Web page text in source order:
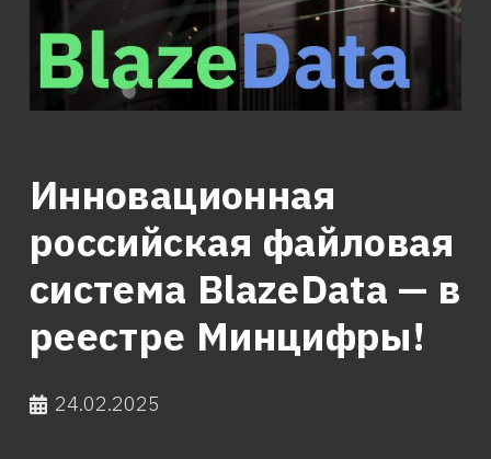
Инновационная
российская файловая
система BlazeData — в
реестре Минцифры!
24.02.2025